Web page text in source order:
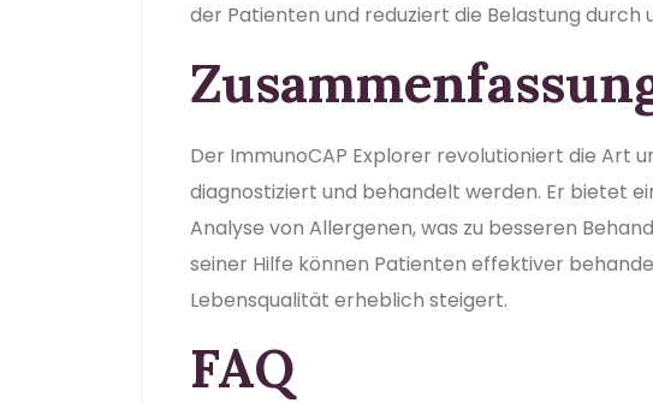
der Patienten und reduziert die Belastung durch
Der ImmunoCAP Explorer revolutioniert die Art
diagnostiziert und behandelt werden. Er bietet
Analyse von Allergenen, was zu besseren
seiner Hilfe können Patienten effektiver
Lebensqualität erheblich steigert.
FAQ